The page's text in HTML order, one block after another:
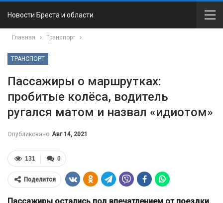
Новости Бреста и области
Главная Транспорт
ТРАНСПОРТ
Пассажиры о маршрутках:
пробитые колёса, водитель
ругался матом и назвал «идиотом»
Опубликовано Авг 14, 2021
0
131
Поделится